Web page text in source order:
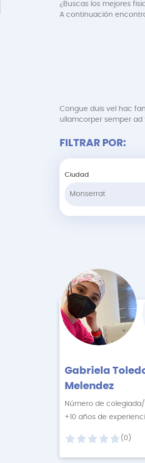
¿Buscas los mejores
A continuación
Congue duis vel hac
ullamcorper semper
FILTRAR POR:
Ciudad
Gabriela
Melendez
Número de
+10 años de
(0)